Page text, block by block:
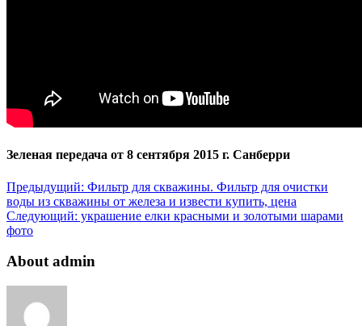
Зеленая передача от 8 сентября 2015 г. Санберри
Предыдущий: Фильтр для скважины. Фильтр для очистки
воды из скважины от железа и извести купить, цена
Следующий: украшение елки красными и золотыми шарами
фото
About admin